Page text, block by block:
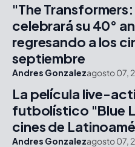
"The
celebrará su 40°
regresando a los
septiembre
Andres Gonzalezagosto 07,
La película live-
futbolístico "Blue
cines de
Andres Gonzalezagosto 07,